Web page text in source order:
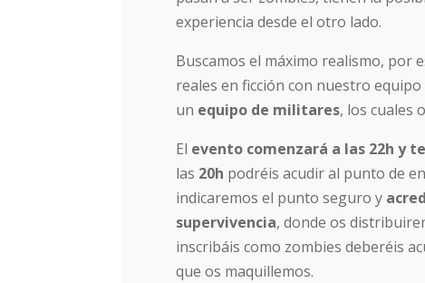
experiencia desde el otro lado.
Buscamos el máximo realismo, por
reales en ficción con nuestro
un equipo de militares, los cuales
El evento comenzará a las 22h y
las 20h podréis acudir al punto de
indicaremos el punto seguro y
supervivencia, donde os
inscribáis como zombies deberéis
que os maquillemos.